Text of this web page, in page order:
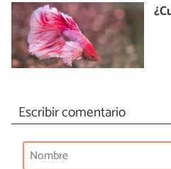
Escribir comentario